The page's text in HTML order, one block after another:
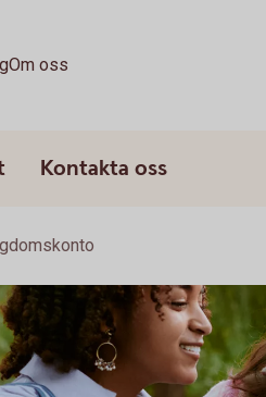
Om oss
Kontakta oss